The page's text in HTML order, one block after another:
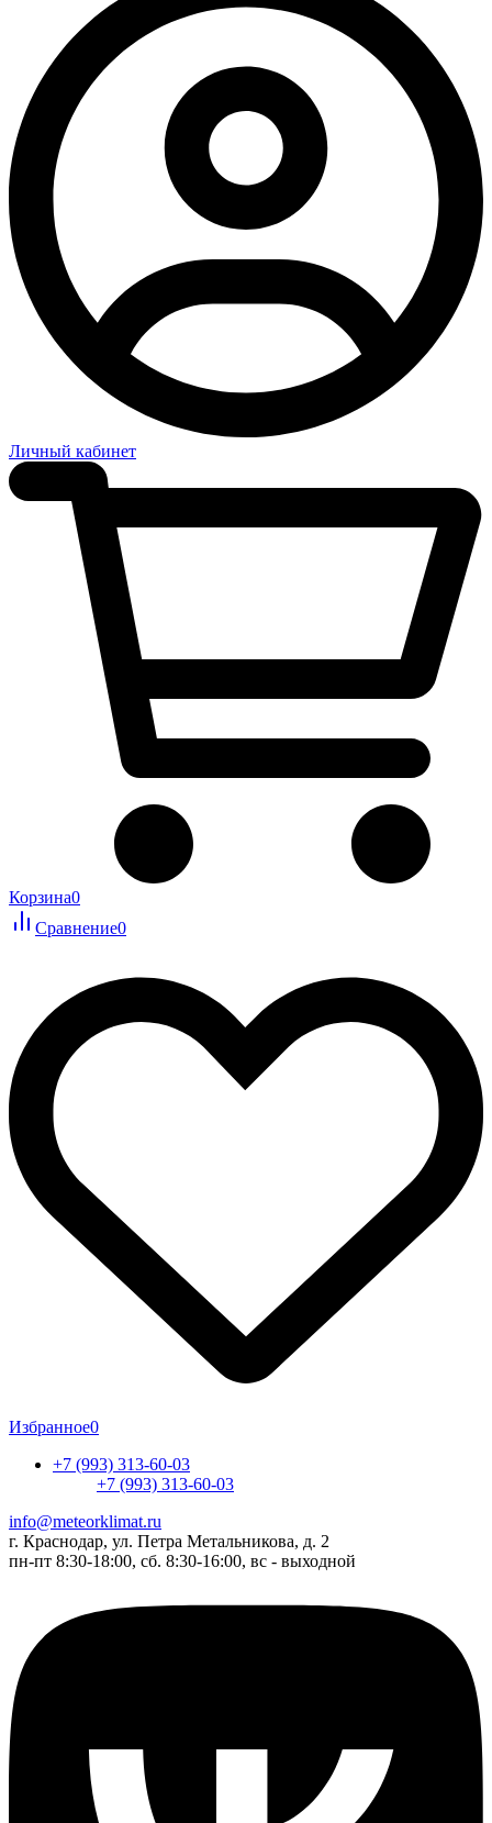
Личный кабинет
Корзина0
Сравнение0
Избранное0
+7 (993) 313-60-03
+7 (993) 313-60-03
info@meteorklimat.ru
г. Краснодар, ул. Петра Метальникова, д. 2
пн-пт 8:30-18:00, сб. 8:30-16:00, вс - выходной